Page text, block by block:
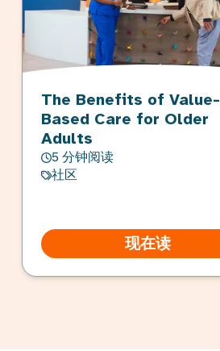
The Benefits of Value-
Based Care for Older
Adults
5 分钟阅读
社区
现在读